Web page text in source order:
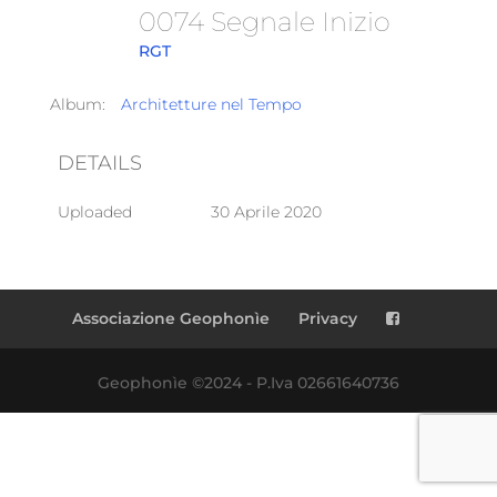
0074 Segnale Inizio
RGT
Album: Architetture nel Tempo
DETAILS
Uploaded 30 Aprile 2020
Associazione Geophonìe Privacy
Geophonìe ©2024 - P.Iva 02661640736